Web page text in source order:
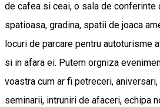
de cafea si ceai, o sala de conferinte
spatioasa, gradina, spatii de joaca
locuri de parcare pentru autoturisme
si in afara ei. Putem orgniza
voastra cum ar fi petreceri,
seminarii, intruniri de afaceri, echipa